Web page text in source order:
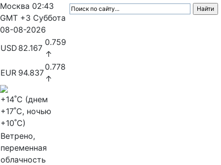
Москва 02:43
GMT +3 Суббота
08-08-2026
USD 82.167
0.759
↑
EUR 94.837
0.778
↑
+14˚C (днем
+17˚C, ночью
+10˚C)
Ветрено,
переменная
облачность